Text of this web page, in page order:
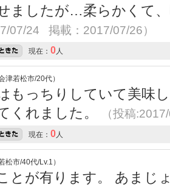
ましたが…柔らかくて
07/24 掲載：2017/07/26）
現在： 0 人
津若松市/20代）
もっちりしていて美味
くれました。
（投稿
現在： 0 人
松市/40代/Lv.1）
とが有ります。 あまじ